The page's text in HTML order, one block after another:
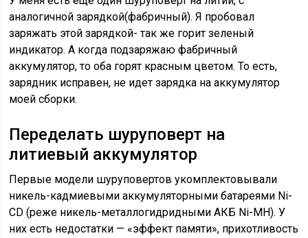
аналогичной зарядкой(фабричный). Я пробовал
заряжать этой зарядкой- так же горит зеленый
индикатор. А когда подзаряжаю фабричный
аккумулятор, то оба горят красным цветом. То есть,
зарядник исправен, не идет зарядка на аккумулятор
моей сборки.
Переделать шуруповерт на
литиевый аккумулятор
Первые модели шуруповертов укомплектовывали
никель-кадмиевыми аккумуляторными батареями Ni-
CD (реже никель-металлогидридными АКБ Ni-MH). У
них есть недостатки — «эффект памяти», прихотливость